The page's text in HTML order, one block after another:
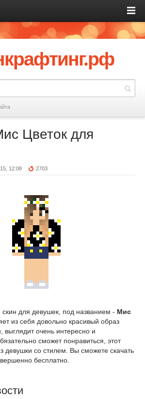
Цветок для
12:08 2703
для девушек, под названием - Мис
из себя довольно красивый образ
выглядит очень интересно и
сможет понравиться, этот
девушки со стилем. Вы сможете скачать
бесплатно.